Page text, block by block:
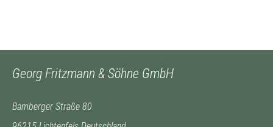
Georg Fritzmann & Söhne GmbH
Bamberger Straße 80